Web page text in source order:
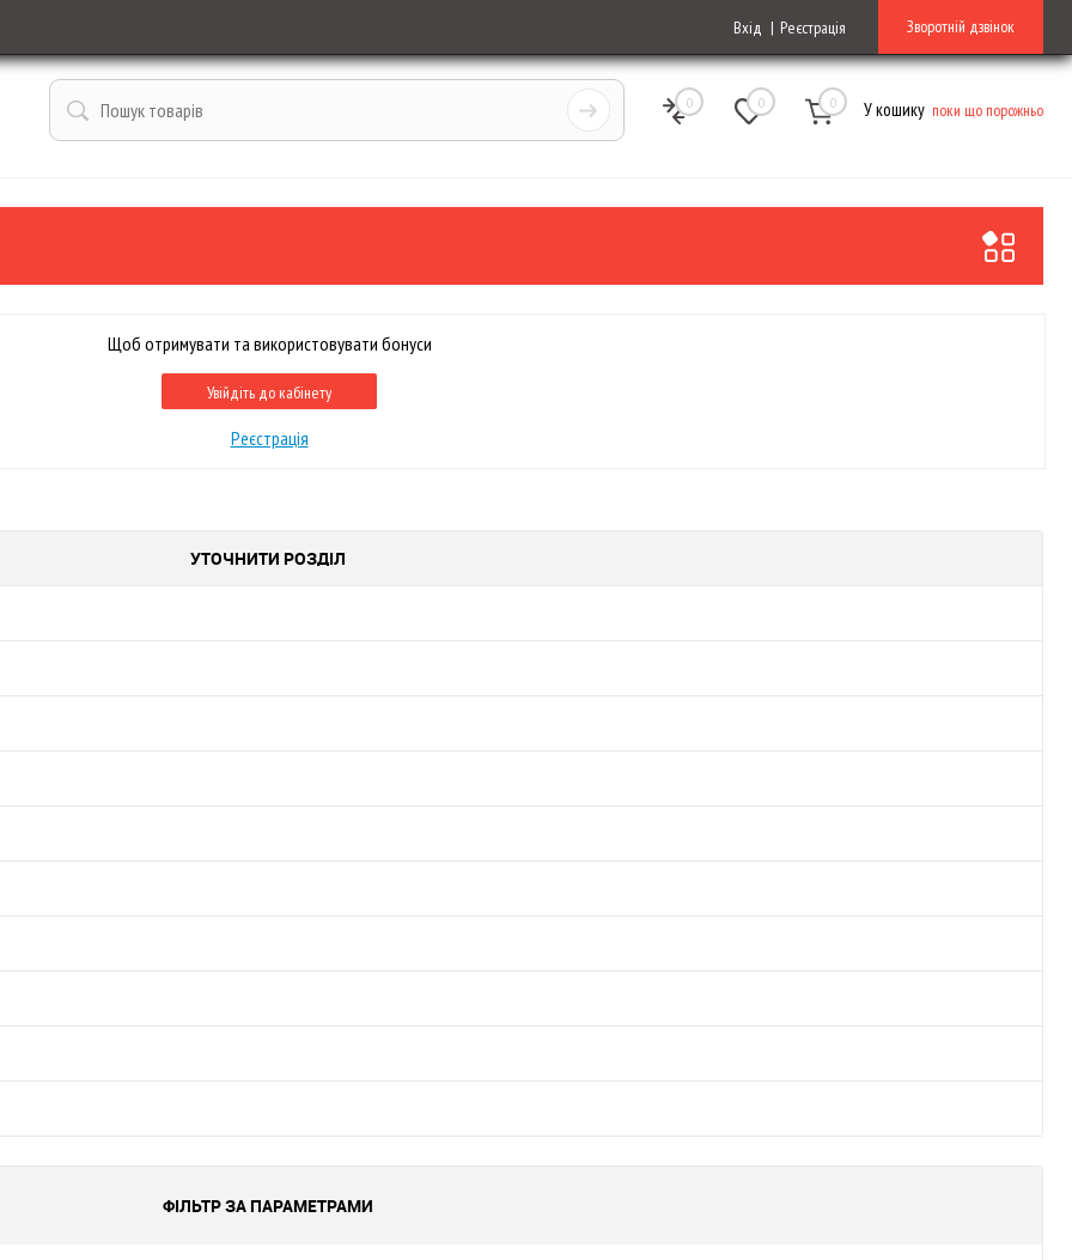
Вхід Реєстрація Зворотній дзвінок
0 0 0 У кошику поки що порожньо
Щоб отримувати та використовувати бонуси
Увійдіть до кабінету
Реєстрація
УТОЧНИТИ РОЗДІЛ
ФІЛЬТР ЗА ПАРАМЕТРАМИ